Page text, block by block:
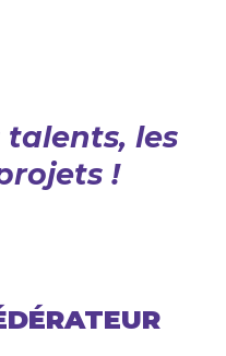
talents, les
!